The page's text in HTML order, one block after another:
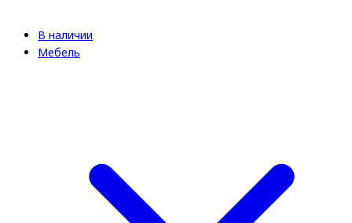
В наличии
Мебель